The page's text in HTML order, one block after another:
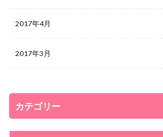
2017年4月
2017年3月
カテゴリー